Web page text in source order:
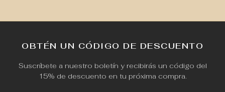
OBTÉN UN CÓDIGO DE DESCUENTO
Suscríbete a nuestro boletín y recibirás un código del
15% de descuento en tu próxima compra.